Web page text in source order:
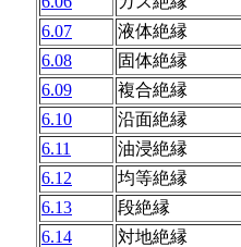
6.07
液体絶縁
6.08
固体絶縁
6.09
複合絶縁
6.10
沿面絶縁
6.11
油浸絶縁
6.12
均等絶縁
6.13
段絶縁
6.14
対地絶縁